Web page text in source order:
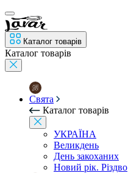
Каталог товарів
Каталог товарів
Свята
Каталог товарів
УКРАЇНА
Великдень
День закоханих
Новий рік. Різдво